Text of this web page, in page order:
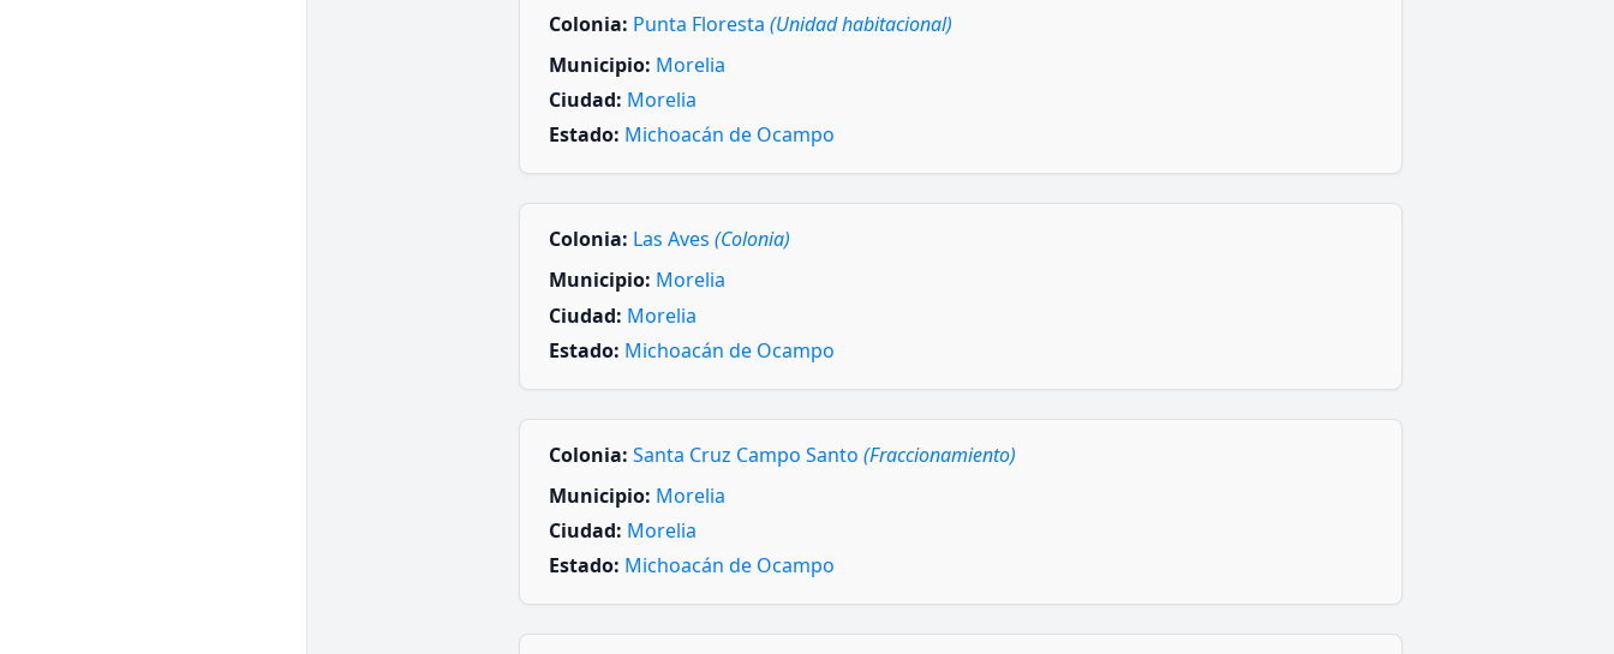
Colonia: Punta Floresta (Unidad habitacional)
Municipio: Morelia
Ciudad: Morelia
Estado: Michoacán de Ocampo
Colonia: Las Aves (Colonia)
Municipio: Morelia
Ciudad: Morelia
Estado: Michoacán de Ocampo
Colonia: Santa Cruz Campo Santo (Fraccionamiento)
Municipio: Morelia
Ciudad: Morelia
Estado: Michoacán de Ocampo